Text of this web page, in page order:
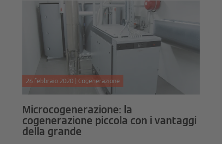
26 febbraio 2020 | Cogenerazione
Microcogenerazione: la
cogenerazione piccola con i vantaggi
della grande